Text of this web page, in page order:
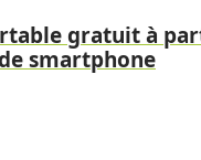
gratuit à
smartphone